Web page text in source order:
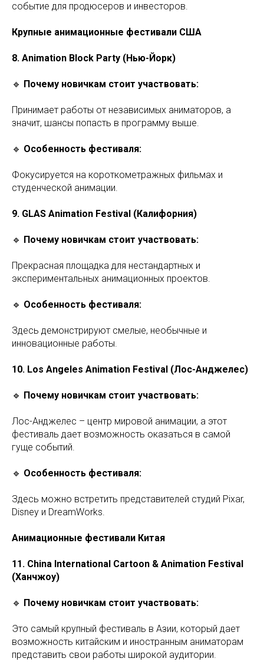
событие для продюсеров и инвесторов.
Крупные анимационные фестивали США
8. Animation Block Party (Нью-Йорк)
🔹 Почему новичкам стоит участвовать:
Принимает работы от независимых аниматоров, а
значит, шансы попасть в программу выше.
🔹 Особенность фестиваля:
Фокусируется на короткометражных фильмах и
студенческой анимации.
9. GLAS Animation Festival (Калифорния)
🔹 Почему новичкам стоит участвовать:
Прекрасная площадка для нестандартных и
экспериментальных анимационных проектов.
🔹 Особенность фестиваля:
Здесь демонстрируют смелые, необычные и
инновационные работы.
10. Los Angeles Animation Festival (Лос-Анджелес)
🔹 Почему новичкам стоит участвовать:
Лос-Анджелес – центр мировой анимации, а этот
фестиваль дает возможность оказаться в самой
гуще событий.
🔹 Особенность фестиваля:
Здесь можно встретить представителей студий Pixar,
Disney и DreamWorks.
Анимационные фестивали Китая
11. China International Cartoon & Animation Festival
(Ханчжоу)
🔹 Почему новичкам стоит участвовать:
Это самый крупный фестиваль в Азии, который дает
возможность китайским и иностранным аниматорам
представить свои работы широкой аудитории.